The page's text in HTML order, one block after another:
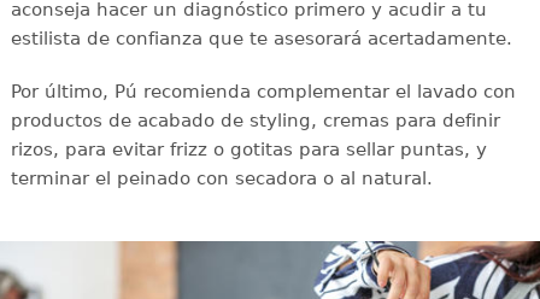
aconseja hacer un diagnóstico primero y acudir a tu
estilista de confianza que te asesorará acertadamente.
Por último, Pú recomienda complementar el lavado con
productos de acabado de styling, cremas para definir
rizos, para evitar frizz o gotitas para sellar puntas, y
terminar el peinado con secadora o al natural.